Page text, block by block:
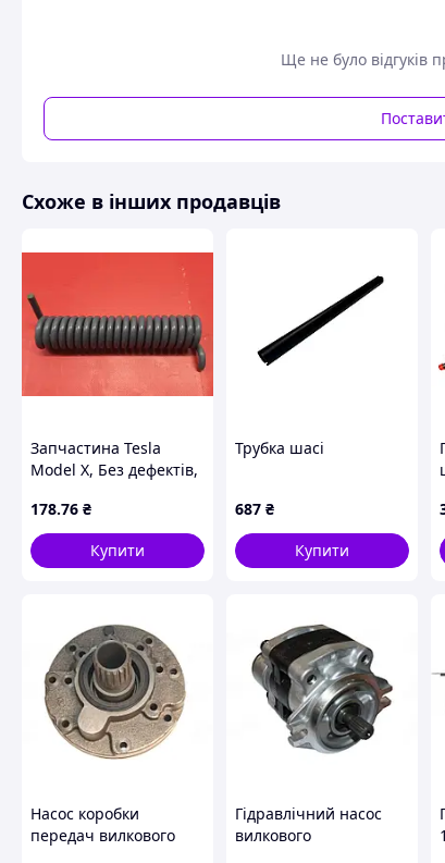
Ще не було відгуків
Схоже в інших продавців
Запчастина Tesla
Model X, Без дефектів,
дорест. 2015-2021,
104758100D, 28981 -
2131
178.76 ₴
Купити
Трубка шасі
687 ₴
Купити
Насос коробки
передач вилкового
Гідравлічний насос
вилкового